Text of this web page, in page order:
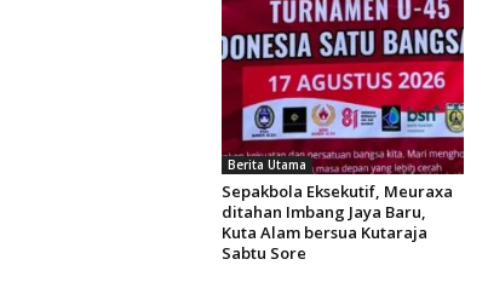
Berita Utama
Sepakbola Eksekutif, Meuraxa
ditahan Imbang Jaya Baru,
Kuta Alam bersua Kutaraja
Sabtu Sore